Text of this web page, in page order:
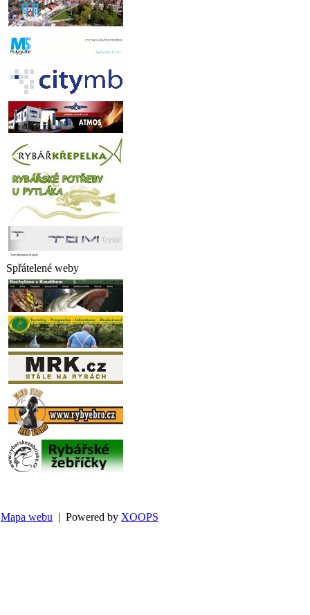
Spřátelené weby
Mapa webu | Powered by XOOPS